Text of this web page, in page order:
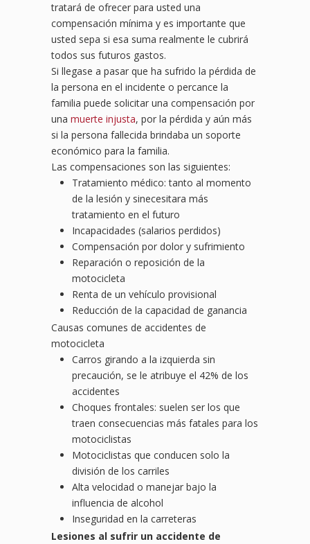
tratará de ofrecer para usted una
compensación mínima y es importante que
usted sepa si esa suma realmente le cubrirá
todos sus futuros gastos.
Si llegase a pasar que ha sufrido la pérdida de
la persona en el incidente o percance la
familia puede solicitar una compensación por
una muerte injusta, por la pérdida y aún más
si la persona fallecida brindaba un soporte
económico para la familia.
Las compensaciones son las siguientes:
Tratamiento médico: tanto al momento
de la lesión y sinecesitara más
tratamiento en el futuro
Incapacidades (salarios perdidos)
Compensación por dolor y sufrimiento
Reparación o reposición de la
motocicleta
Renta de un vehículo provisional
Reducción de la capacidad de ganancia
Causas comunes de accidentes de
motocicleta
Carros girando a la izquierda sin
precaución, se le atribuye el 42% de los
accidentes
Choques frontales: suelen ser los que
traen consecuencias más fatales para los
motociclistas
Motociclistas que conducen solo la
división de los carriles
Alta velocidad o manejar bajo la
influencia de alcohol
Inseguridad en la carreteras
Lesiones al sufrir un accidente de